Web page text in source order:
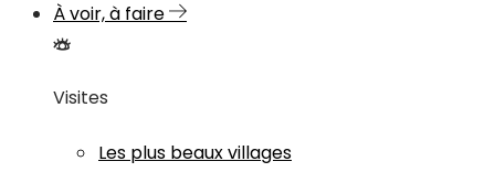
À voir, à faire
Visites
Les plus beaux villages